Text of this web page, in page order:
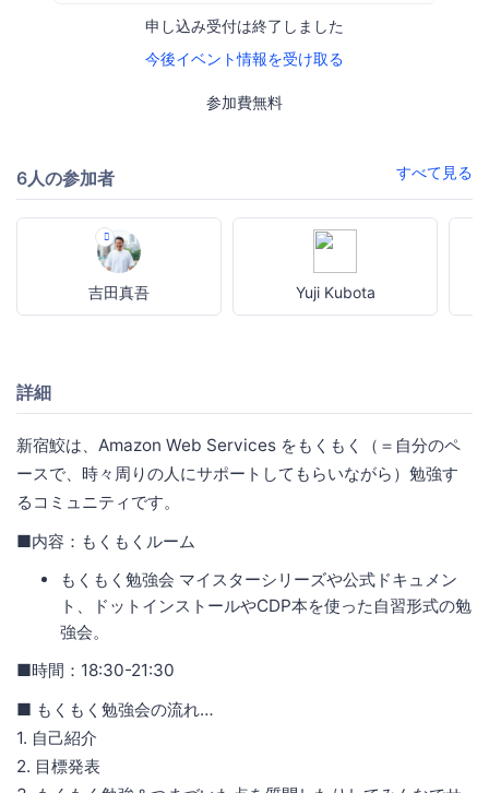
申し込み受付は終了しました
今後イベント情報を受け取る
参加費無料
6人の参加者 すべて見る
吉田真吾 Yuji Kubota
詳細
新宿鮫は、Amazon Web Services をもくもく（＝自分のペ
ースで、時々周りの人にサポートしてもらいながら）勉強す
るコミュニティです。
■内容：もくもくルーム
もくもく勉強会 マイスターシリーズや公式ドキュメン
ト、ドットインストールやCDP本を使った自習形式の勉
強会。
■時間：18:30-21:30
■ もくもく勉強会の流れ…
1. 自己紹介
2. 目標発表